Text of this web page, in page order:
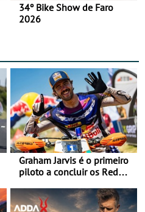
34º Bike Show de Faro
2026
Graham Jarvis é o primeiro
piloto a concluir os Red
moto elétrica